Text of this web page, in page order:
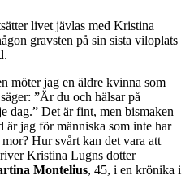
livet jävlas med Kristina
gravsten på sin sista viloplats
möter jag en äldre kvinna som
”Är du och hälsar på
dag.” Det är fint, men bismaken
jag för människa som inte har
Hur svårt kan det vara att
Kristina Lugns dotter
Montelius, 45, i en krönika i